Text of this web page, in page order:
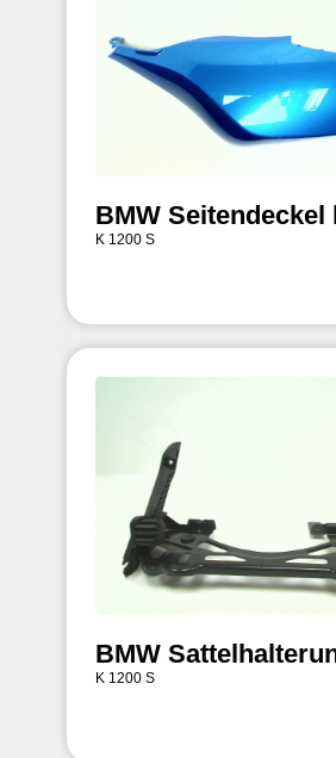
BMW Seitendeckel
K 1200 S
BMW
K 1200 S